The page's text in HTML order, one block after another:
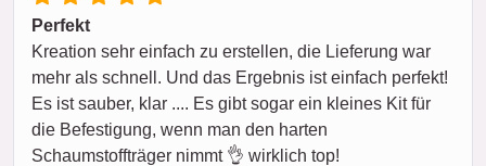
Perfekt
Kreation sehr einfach zu erstellen, die Lieferung war
mehr als schnell. Und das Ergebnis ist einfach perfekt!
Es ist sauber, klar .... Es gibt sogar ein kleines Kit für
die Befestigung, wenn man den harten
Schaumstoffträger nimmt 👌 wirklich top!